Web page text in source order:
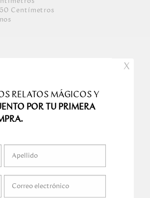
Centímetros
s
X
RELATOS MÁGICOS Y
POR TU PRIMERA